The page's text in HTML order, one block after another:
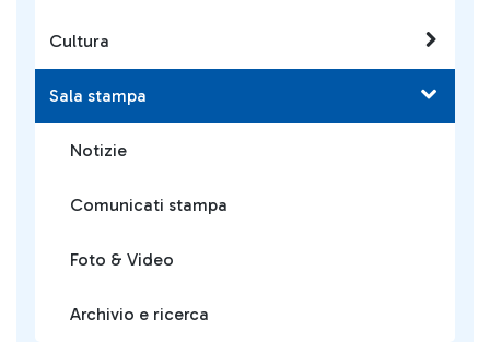
Cultura
Sala stampa
Notizie
Comunicati stampa
Foto & Video
Archivio e ricerca